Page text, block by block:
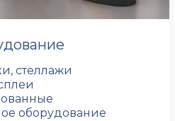
стеллажи
оборудование